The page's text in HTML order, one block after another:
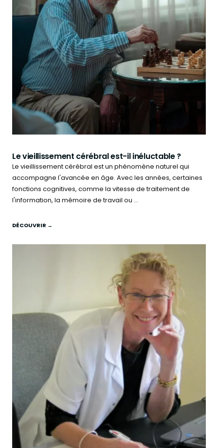
Le vieillissement cérébral est-il inéluctable ?
Le vieillissement cérébral est un phénomène naturel qui
accompagne l'avancée en âge. Avec les années, certaines
fonctions cognitives, comme la vitesse de traitement de
l'information, la mémoire de travail ou ...
DÉCOUVRIR →